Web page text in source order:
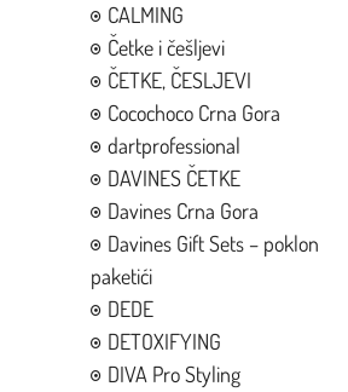
CALMING
Četke i češljevi
ČETKE, ČESLJEVI
Cocochoco Crna Gora
dartprofessional
DAVINES ČETKE
Davines Crna Gora
Davines Gift Sets – poklon
paketići
DEDE
DETOXIFYING
DIVA Pro Styling